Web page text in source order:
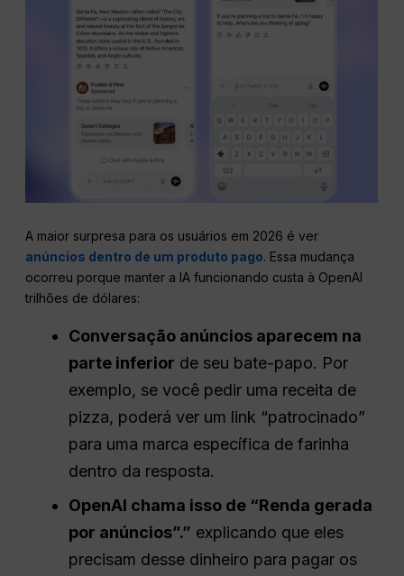
A maior surpresa para os usuários em 2026 é ver
anúncios dentro de um produto pago. Essa mudança
ocorreu porque manter a IA funcionando custa à OpenAI
trilhões de dólares:
Conversação anúncios aparecem na
parte inferior de seu bate-papo. Por
exemplo, se você pedir uma receita de
pizza, poderá ver um link “patrocinado”
para uma marca específica de farinha
dentro da resposta.
OpenAI chama isso de “Renda gerada
por anúncios”.” explicando que eles
precisam desse dinheiro para pagar os